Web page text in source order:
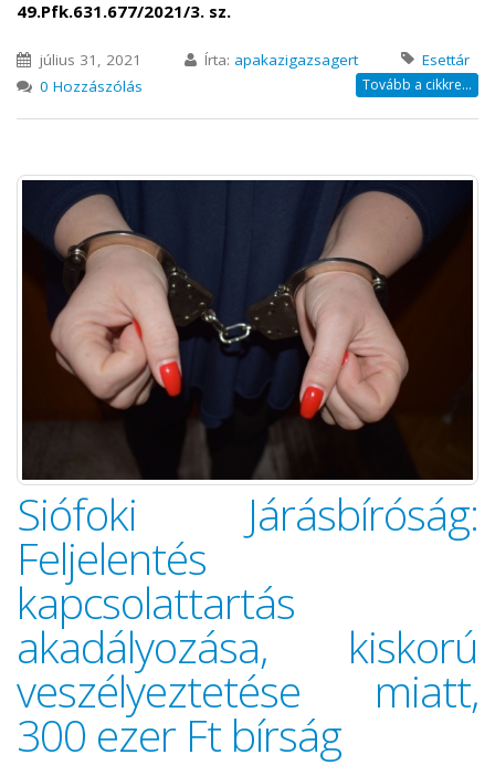
49.Pfk.631.677/2021/3. sz.
július 31, 2021 Írta: apakazigazsagert
Esettár
0 Hozzászólás
Tovább a cikkre...
Siófoki Járásbíróság:
Feljelentés
kapcsolattartás
akadályozása, kiskorú
veszélyeztetése miatt,
300 ezer Ft bírság